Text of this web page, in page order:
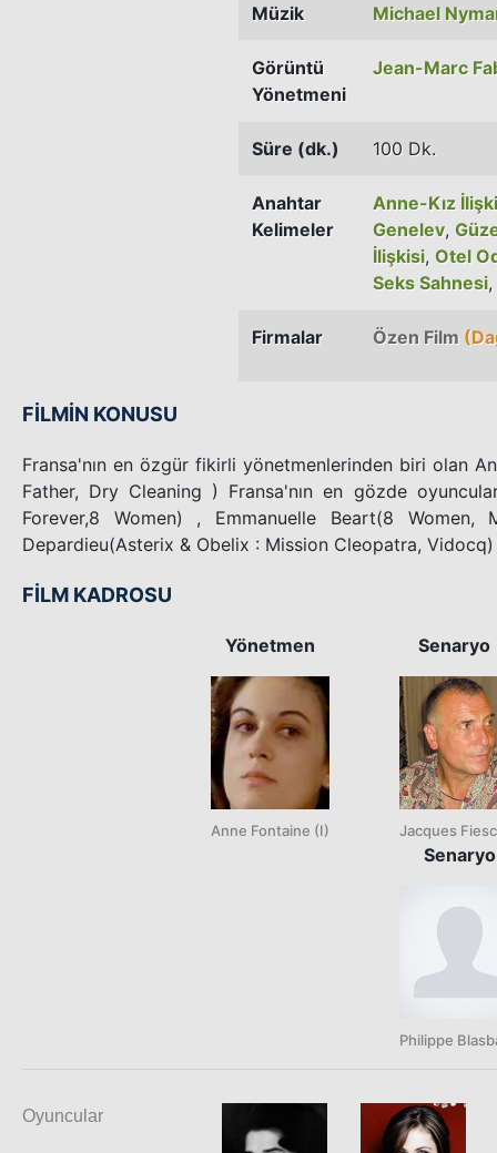
Müzik Michael
Görüntü
Yönetmeni
Jean-Marc
Süre (dk.) 100 Dk.
Anahtar
Kelimeler
Anne-Kız
Genelev,
İlişkisi, Otel
Seks Sahnesi,
Firmalar Özen Film
FİLMİN KONUSU
Fransa'nın en özgür fikirli yönetmenlerinden biri olan
Father, Dry Cleaning ) Fransa'nın en gözde
Forever,8 Women) , Emmanuelle Beart(8 Women,
Depardieu(Asterix & Obelix : Mission Cleopatra,
FİLM KADROSU
Yönetmen
Anne Fontaine (I)
Senaryo
Jacques
Senaryo
Philippe
Oyuncular